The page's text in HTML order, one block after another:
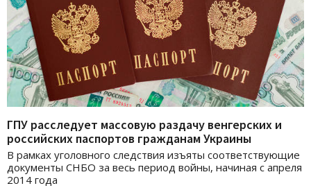
ГПУ расследует массовую раздачу венгерских и
российских паспортов гражданам Украины
В рамках уголовного следствия изъяты соответствующие
документы СНБО за весь период войны, начиная с апреля
2014 года